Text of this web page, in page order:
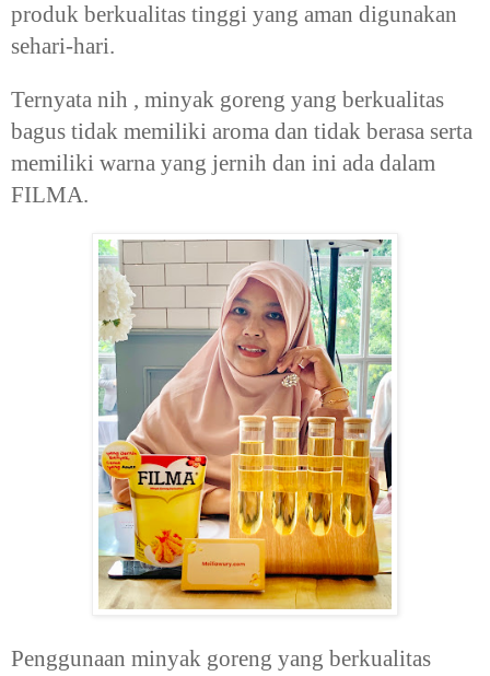
produk berkualitas tinggi yang aman digunakan
sehari-hari.
Ternyata nih , minyak goreng yang berkualitas
bagus tidak memiliki aroma dan tidak berasa serta
memiliki warna yang jernih dan ini ada dalam
FILMA.
Penggunaan minyak goreng yang berkualitas